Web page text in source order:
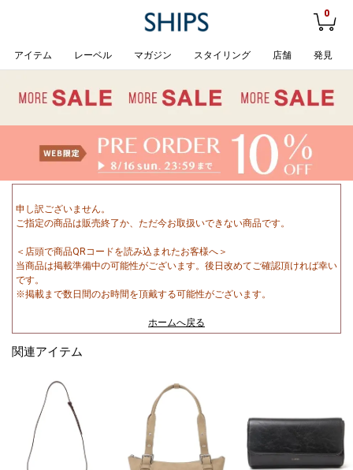
0
アイテム レーベル マガジン スタイリング 店舗 発見
申し訳ございません。
ご指定の商品は販売終了か、ただ今お取扱いできない商品です。
＜店頭で商品QRコードを読み込まれたお客様へ＞
当商品は掲載準備中の可能性がございます。後日改めてご確認頂ければ幸い
です。
※掲載まで数日間のお時間を頂戴する可能性がございます。
ホームへ戻る
関連アイテム